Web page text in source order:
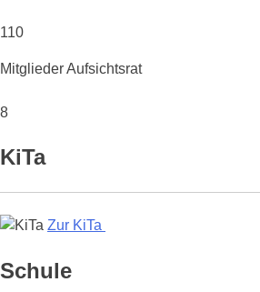
110
Mitglieder Aufsichtsrat
8
KiTa
Zur KiTa
Schule